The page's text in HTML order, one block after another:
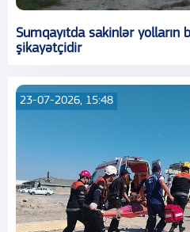
Sumqayıtda sakinlər yolların
şikayətçidir
23-07-2026, 15:48